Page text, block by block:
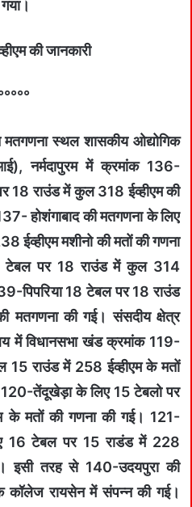
की जानकारी
मतगणना स्‍थल शासकीय ओद्योगिक
नर्मदापुरम में क्रमांक 136-
18 राउंड में कुल 318 ईव्‍हीएम की
होशंगाबाद की मतगणना के लिए
मशीनो की मतों की गणना
टेबल पर 18 राउंड में कुल 314
पिपरिया 18 टेबल पर 18 राउंड
मतगणना की गई। संसदीय क्षेत्र
में विधानसभा खंड क्रमांक 119-
15 राउंड में 258 ईव्‍हीएम के मतों
तेंदूखेड़ा के लिए 15 टेबलो पर
के मतों की गणना की गई। 121-
16 टेबल पर 15 राडंड में 228
इसी तरह से 140-उदयपुरा की
कॉलेज रायसेन में संपन्न की गई।